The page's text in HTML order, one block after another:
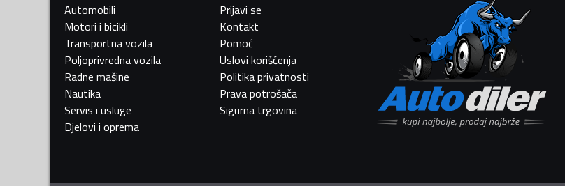
Automobili
Motori i bicikli
Transportna vozila
Poljoprivredna vozila
Radne mašine
Nautika
Servis i usluge
Djelovi i oprema
Prijavi se
Kontakt
Pomoć
Uslovi korišćenja
Politika privatnosti
Prava potrošača
Sigurna trgovina